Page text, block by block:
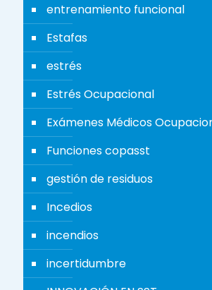
entrenamiento funcional
Estafas
estrés
Estrés Ocupacional
Exámenes Médicos
Funciones copasst
gestión de residuos
Incedios
incendios
incertidumbre